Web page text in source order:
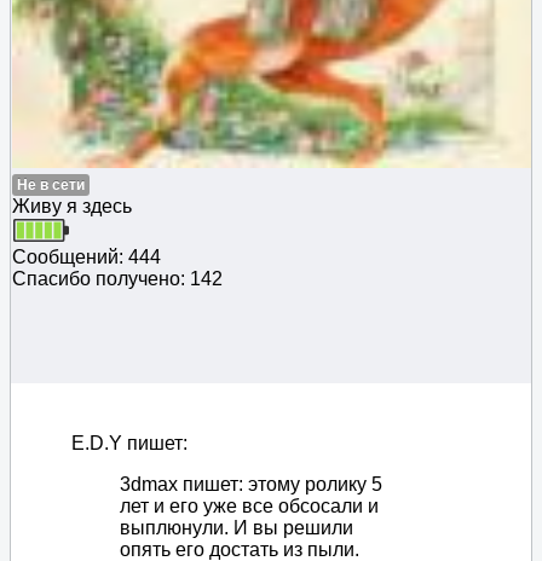
Не в сети
Живу я здесь
Сообщений: 444
Спасибо получено: 142
E.D.Y пишет:
3dmax пишет: этому ролику 5
лет и его уже все обсосали и
выплюнули. И вы решили
опять его достать из пыли.